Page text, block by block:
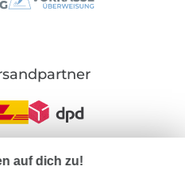
auf dich zu!